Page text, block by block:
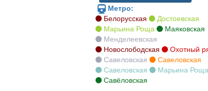
челюсти
шейного отдела позвоночника
Метро:
Белорусская
Достоевская
Марьина Роща
Маяковская
Менделеевская
Новослободская
Охотный
Савеловская
Савеловская
Савеловская
Марьина Роща
Савёловская